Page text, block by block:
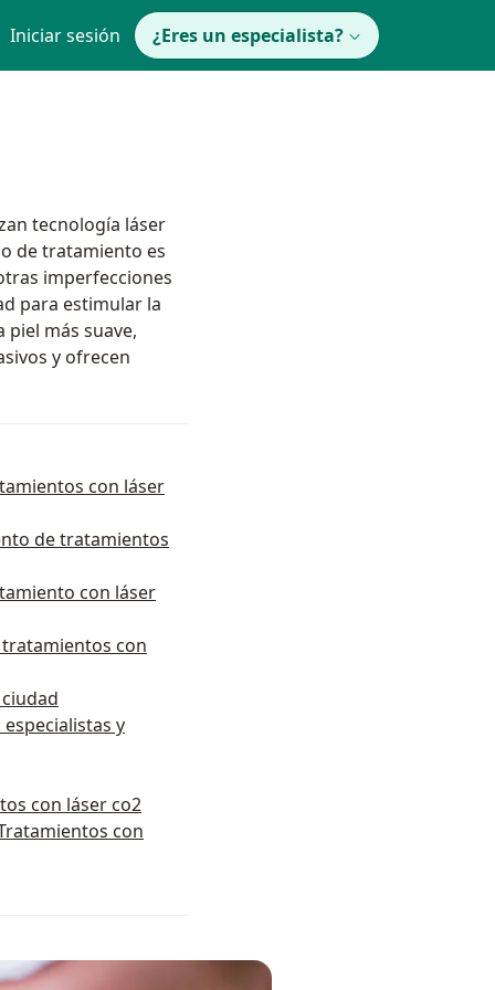
Iniciar sesión ¿Eres un especialista?
tecnología láser
de tratamiento es
imperfecciones
para estimular la
más suave,
y ofrecen
con láser
de tratamientos
con láser
con
y
con láser co2
con